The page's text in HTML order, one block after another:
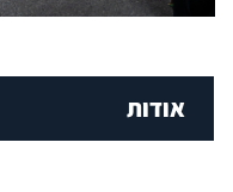
אודות